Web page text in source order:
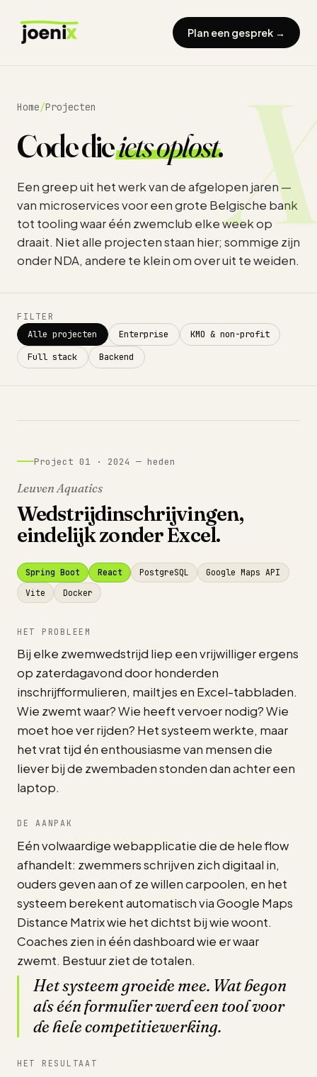
Plan een gesprek →
Home/Projecten
Code dieiets oplost.
Een greep uit het werk van de afgelopen jaren —
van microservices voor een grote Belgische bank
tot tooling waar één zwemclub elke week op
draait. Niet alle projecten staan hier; sommige zijn
onder NDA, andere te klein om over uit te weiden.
FILTER
Alle projecten Enterprise
KMO & non-profit
Full stack
Backend
Project 01 · 2024 — heden
Leuven Aquatics
Wedstrijdinschrijvingen,
eindelijk zonder Excel.
Spring Boot React PostgreSQL
Google Maps API
Vite
Docker
HET PROBLEEM
Bij elke zwemwedstrijd liep een vrijwilliger ergens
op zaterdagavond door honderden
inschrijfformulieren, mailtjes en Excel-tabbladen.
Wie zwemt waar? Wie heeft vervoer nodig? Wie
moet hoe ver rijden? Het systeem werkte, maar
het vrat tijd én enthousiasme van mensen die
liever bij de zwembaden stonden dan achter een
laptop.
DE AANPAK
Eén volwaardige webapplicatie die de hele flow
afhandelt: zwemmers schrijven zich digitaal in,
ouders geven aan of ze willen carpoolen, en het
systeem berekent automatisch via Google Maps
Distance Matrix wie het dichtst bij wie woont.
Coaches zien in één dashboard wie er waar
zwemt. Bestuur ziet de totalen.
Het systeem groeide mee. Wat begon
als één formulier werd een tool voor
de hele competitiewerking.
HET RESULTAAT